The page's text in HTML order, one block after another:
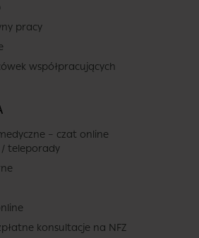
pracy
współpracujących
– czat online
/ teleporady
konsultacje na NFZ